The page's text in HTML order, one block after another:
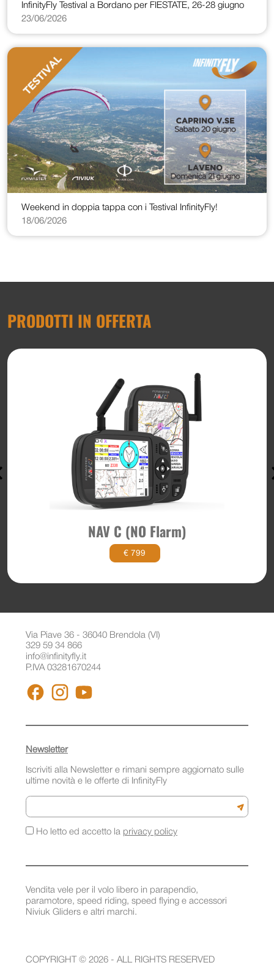
InfinityFly Testival a Bordano per FIESTATE, 26-28 giugno
23/06/2026
Weekend in doppia tappa con i Testival InfinityFly!
18/06/2026
PRODOTTI IN OFFERTA
NAV C (NO Flarm)
€ 799
Via Piave 36 - 36040 Brendola (VI)
329 59 34 866
info@infinityfly.it
P.IVA 03281670244
FACEBOOKINSTAGRAM
Vendita vele per il volo libero in parapendio,
paramotore, speed riding, speed flying e accessori
Niviuk Gliders e altri marchi.
Newsletter
Iscriviti alla Newsletter e rimani sempre aggiornato sulle
ultime novità e le offerte di InfinityFly
Email
Iscriviti
Ho letto ed accetto la privacy policy
COPYRIGHT © 2026 - ALL RIGHTS RESERVED